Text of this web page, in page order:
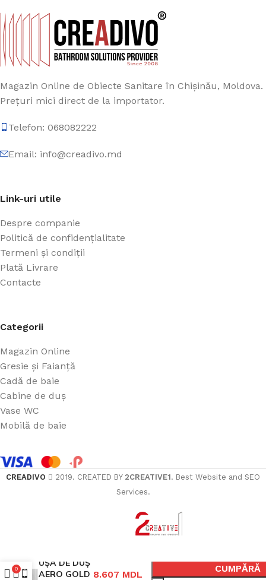
Magazin Online de Obiecte Sanitare în Chișinău, Moldova.
Prețuri mici direct de la importator.
Telefon: 068082222
Email: info@creadivo.md
Link-uri utile
Despre companie
Politică de confidențialitate
Termeni și condiții
Plată Livrare
Contacte
Categorii
Magazin Online
Gresie și Faianță
Cadă de baie
Cabine de duș
Vase WC
Mobilă de baie
CREADIVO 2019. CREATED BY 2CREATIVE1. Best Website and SEO
Services.
UȘA DE DUȘ
AERO GOLD 8.607 MDL
CUMPĂRĂ
0